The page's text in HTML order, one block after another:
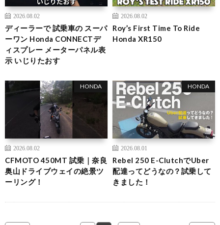
2026.08.02
ディーラーで 試乗車の スーパ
ーワン Honda CONNECTデ
ィスプレー メーターパネル表
示 いじりたおす
2026.08.02
Roy’s First Time To Ride
Honda XR150
HONDA
2026.08.02
CFMOTO 450MT 試乗｜奈良
奥山ドライブウェイの絶景ツ
ーリング！
HONDA
2026.08.01
Rebel 250 E-ClutchでUber
配達ってどうなの？試乗して
きました！